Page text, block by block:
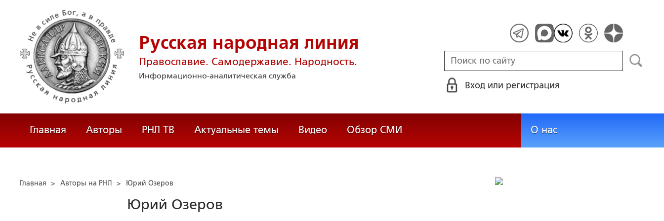
Русская народная линия
Православие. Самодержавие. Народность.
Информационно-аналитическая служба
Вход или регистрация
Главная Авторы РНЛ ТВ Актуальные темы Видео Обзор СМИ О нас
Главная > Авторы на РНЛ > Юрий Озеров
Юрий Озеров